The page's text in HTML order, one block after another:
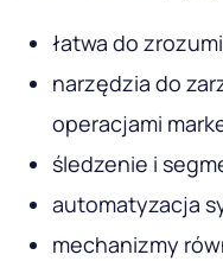
łatwa do
narzędzia do
operacjami
śledzenie i
automatyzacja
mechanizmy